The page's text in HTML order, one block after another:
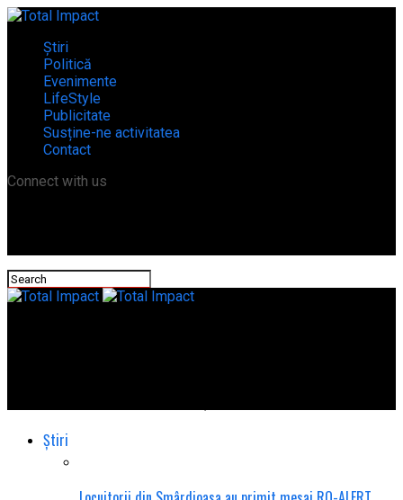
Știri
Politică
Evenimente
LifeStyle
Publicitate
Susține-ne activitatea
Contact
Connect with us
Știri